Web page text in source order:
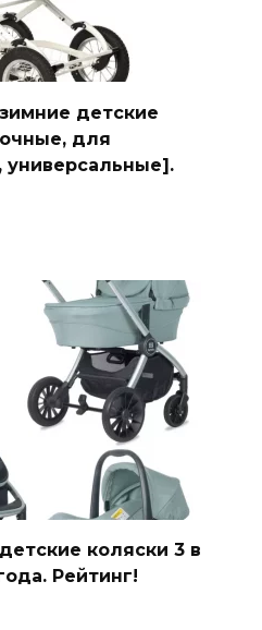
детские
для
коляски 3 в
Рейтинг!